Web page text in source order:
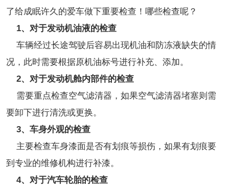
了给成眠许久的爱车做下重要检查！哪些检查呢？
1、对于发动机油液的检查
车辆经过长途驾驶后容易出现机油和防冻液缺失的情
况，此时需要根据原机油标号进行补充、添加。
2、对于发动机舱内部件的检查
需要重点检查空气滤清器，如果空气滤清器堵塞则需
要卸下进行清洗或更换。
3、车身外观的检查
主要检查车身漆面是否有划痕等损伤，如果有划痕要
到专业的维修机构进行补漆。
4、对于汽车轮胎的检查